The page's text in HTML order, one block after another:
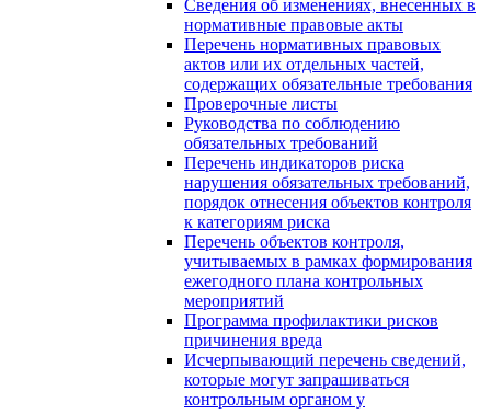
Сведения об изменениях, внесенных в
нормативные правовые акты
Перечень нормативных правовых
актов или их отдельных частей,
содержащих обязательные требования
Проверочные листы
Руководства по соблюдению
обязательных требований
Перечень индикаторов риска
нарушения обязательных требований,
порядок отнесения объектов контроля
к категориям риска
Перечень объектов контроля,
учитываемых в рамках формирования
ежегодного плана контрольных
мероприятий
Программа профилактики рисков
причинения вреда
Исчерпывающий перечень сведений,
которые могут запрашиваться
контрольным органом у